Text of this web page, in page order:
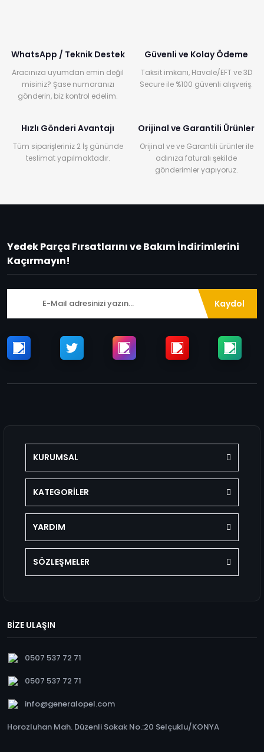
WhatsApp / Teknik Destek
Aracınıza uyumdan emin değil
misiniz? Şase numaranızı
gönderin, biz kontrol edelim.
Güvenli ve Kolay Ödeme
Taksit imkanı, Havale/EFT ve 3D
Secure ile %100 güvenli alışveriş.
Hızlı Gönderi Avantajı
Tüm siparişleriniz 2 İş gününde
teslimat yapılmaktadır.
Orijinal ve Garantili Ürünler
Orijinal ve ve Garantili ürünler ile
adınıza faturalı şekilde
gönderimler yapıyoruz.
Yedek Parça Fırsatlarını ve Bakım İndirimlerini
Kaçırmayın!
Kaydol
KURUMSAL
KATEGORİLER
YARDIM
SÖZLEŞMELER
BİZE ULAŞIN
0507 537 72 71
0507 537 72 71
info@generalopel.com
Horozluhan Mah. Düzenli Sokak No.:20 Selçuklu/KONYA